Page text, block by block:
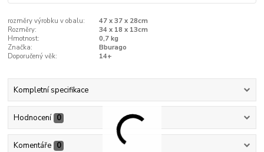
rozměry výrobku v obalu:
47 x 37 x 28cm
Rozměry:
34 x 18 x 13cm
Hmotnost:
0,7 kg
Značka:
Bburago
Doporučený věk:
14+
Kompletní specifikace
Hodnocení 0
Komentáře 0